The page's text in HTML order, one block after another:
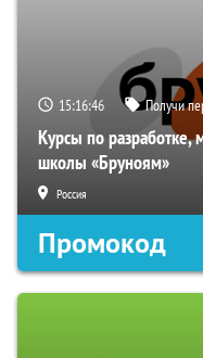
15:16:45 Получи
Курсы по разработке,
школы «Бруноям»
Россия
Промокод